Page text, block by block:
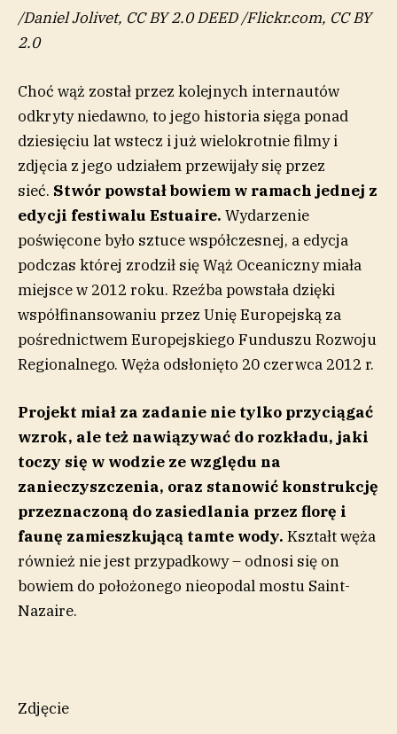
/Daniel Jolivet, CC BY 2.0 DEED/Flickr.com, CC BY
2.0
Choć wąż został przez kolejnych internautów
odkryty niedawno, to jego historia sięga ponad
dziesięciu lat wstecz i już wielokrotnie filmy i
zdjęcia z jego udziałem przewijały się przez
sieć. Stwór powstał bowiem w ramach jednej z
edycji festiwalu Estuaire. Wydarzenie
poświęcone było sztuce współczesnej, a edycja
podczas której zrodził się Wąż Oceaniczny miała
miejsce w 2012 roku. Rzeźba powstała dzięki
współfinansowaniu przez Unię Europejską za
pośrednictwem Europejskiego Funduszu Rozwoju
Regionalnego. Węża odsłonięto 20 czerwca 2012 r.
Projekt miał za zadanie nie tylko przyciągać
wzrok, ale też nawiązywać do rozkładu, jaki
toczy się w wodzie ze względu na
zanieczyszczenia, oraz stanowić konstrukcję
przeznaczoną do zasiedlania przez florę i
faunę zamieszkującą tamte wody. Kształt węża
również nie jest przypadkowy – odnosi się on
bowiem do położonego nieopodal mostu Saint-
Nazaire.
Zdjęcie